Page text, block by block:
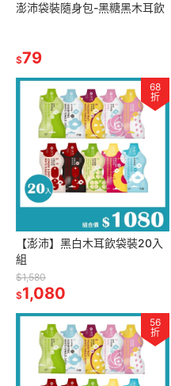
澎沛袋裝隨身包-黑糖黑木耳飲
$79
68
折
【澎沛】黑白木耳飲袋裝20入
組
$1,580
$1,080
56
折